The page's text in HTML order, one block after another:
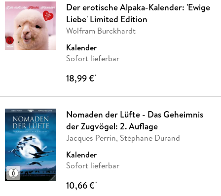
Der erotische Alpaka-Kalender: 'Ewige
Liebe' Limited Edition
Wolfram Burckhardt
Kalender
Sofort lieferbar
18,99 €*
Nomaden der Lüfte - Das Geheimnis
der Zugvögel: 2. Auflage
Jacques Perrin, Stéphane Durand
Kalender
Sofort lieferbar
10,66 €*